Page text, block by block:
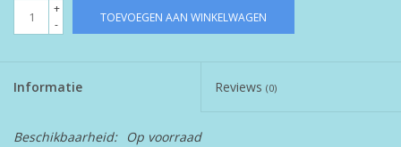
+
-
TOEVOEGEN AAN WINKELWAGEN
Informatie Reviews (0)
Beschikbaarheid: Op voorraad